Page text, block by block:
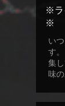
※ラ
※
い
す
集
味